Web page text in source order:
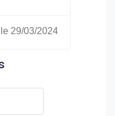
29/03/2024